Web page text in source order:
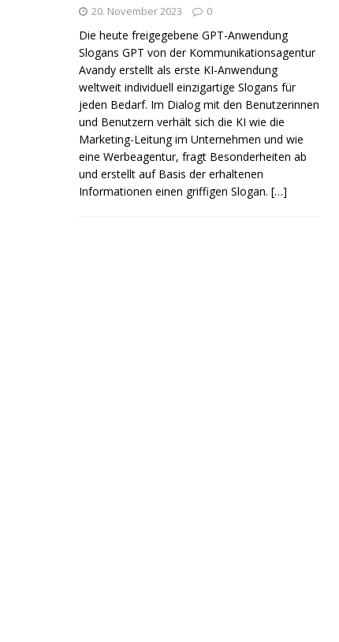
20. November 2023 0
Die heute freigegebene GPT-Anwendung
Slogans GPT von der Kommunikationsagentur
Avandy erstellt als erste KI-Anwendung
weltweit individuell einzigartige Slogans für
jeden Bedarf. Im Dialog mit den Benutzerinnen
und Benutzern verhält sich die KI wie die
Marketing-Leitung im Unternehmen und wie
eine Werbeagentur, fragt Besonderheiten ab
und erstellt auf Basis der erhaltenen
Informationen einen griffigen Slogan.[…]